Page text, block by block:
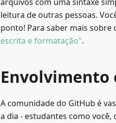
leitura de outras pessoas.
ponto! Para saber mais
escrita e formatação".
Envolvimento
A comunidade do GitHub é
a dia - estudantes como